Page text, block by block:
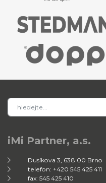
iMi Partner, a.s.
Dusíkova 3, 638 00 Brno
telefon: +420 545 425 411
fax: 545 425 410